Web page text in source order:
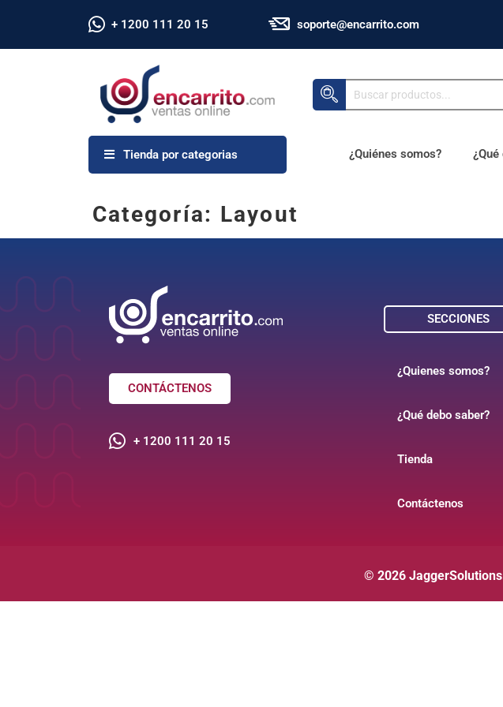
+ 1200 111 20 15 soporte@encarrito.com
Tienda por categorias ¿Quiénes somos? ¿Qué
Categoría: Layout
CONTÁCTENOS
+ 1200 111 20 15
SECCIONES
¿Quienes somos?
¿Qué debo saber?
Tienda
Contáctenos
© 2026